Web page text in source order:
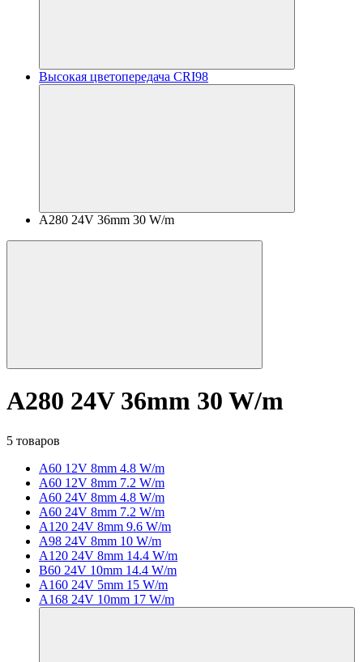
Высокая цветопередача CRI98
A280 24V 36mm 30 W/m
A280 24V 36mm 30 W/m
5 товаров
A60 12V 8mm 4.8 W/m
A60 12V 8mm 7.2 W/m
A60 24V 8mm 4.8 W/m
A60 24V 8mm 7.2 W/m
A120 24V 8mm 9.6 W/m
A98 24V 8mm 10 W/m
A120 24V 8mm 14.4 W/m
B60 24V 10mm 14.4 W/m
A160 24V 5mm 15 W/m
A168 24V 10mm 17 W/m